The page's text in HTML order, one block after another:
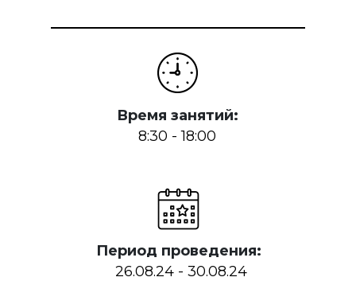
26.08.24 - 30.08.24
Период проведения:
Время занятий:
8:30 - 18:00